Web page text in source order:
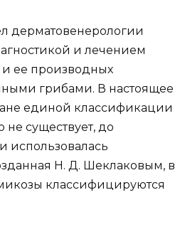
дерматовенерологии
и лечением
ее производных
грибами. В настоящее
единой классификации
не существует, до
использовалась
Н. Д. Шеклаковым, в
классифицируются